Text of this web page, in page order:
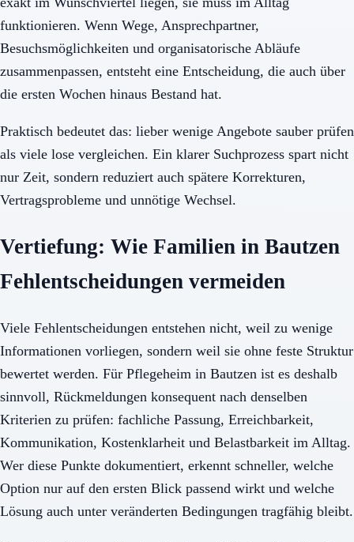
funktionieren. Wenn Wege, Ansprechpartner,
Besuchsmöglichkeiten und organisatorische Abläufe
zusammenpassen, entsteht eine Entscheidung, die auch über
die ersten Wochen hinaus Bestand hat.
Praktisch bedeutet das: lieber wenige Angebote sauber prüfen
als viele lose vergleichen. Ein klarer Suchprozess spart nicht
nur Zeit, sondern reduziert auch spätere Korrekturen,
Vertragsprobleme und unnötige Wechsel.
Vertiefung: Wie Familien in Bautzen
Fehlentscheidungen vermeiden
Viele Fehlentscheidungen entstehen nicht, weil zu wenige
Informationen vorliegen, sondern weil sie ohne feste Struktur
bewertet werden. Für Pflegeheim in Bautzen ist es deshalb
sinnvoll, Rückmeldungen konsequent nach denselben
Kriterien zu prüfen: fachliche Passung, Erreichbarkeit,
Kommunikation, Kostenklarheit und Belastbarkeit im Alltag.
Wer diese Punkte dokumentiert, erkennt schneller, welche
Option nur auf den ersten Blick passend wirkt und welche
Lösung auch unter veränderten Bedingungen tragfähig bleibt.